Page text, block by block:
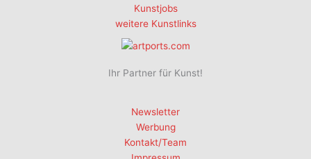
Kunstjobs
weitere Kunstlinks
Ihr Partner für Kunst!
Newsletter
Werbung
Kontakt/Team